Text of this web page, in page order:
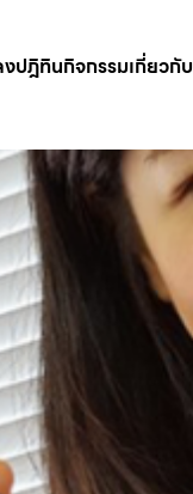
ปฎิทินกิจกรรมเกี่ยวกั